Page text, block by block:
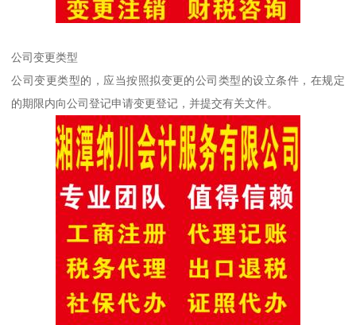
公司变更类型
公司变更类型的，应当按照拟变更的公司类型的设立条件，在规定
的期限内向公司登记申请变更登记，并提交有关文件。